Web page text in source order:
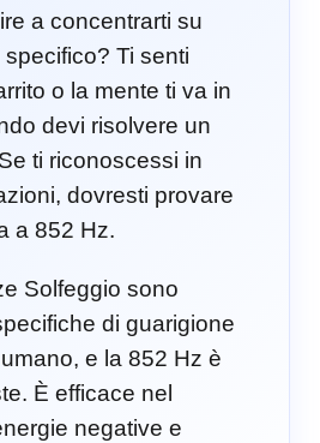
a concentrarti su
Ti senti
o la mente ti va in
devi risolvere un
ti riconoscessi in
dovresti provare
a 852 Hz.
Solfeggio sono
di guarigione
e la 852 Hz è
È efficace nel
negative e